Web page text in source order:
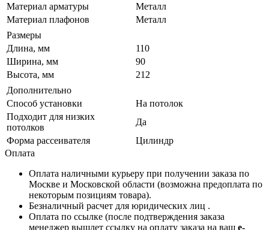
Материал арматуры
Металл
Материал плафонов
Металл
Размеры
Длина, мм
110
Ширина, мм
90
Высота, мм
212
Дополнительно
Способ установки
На потолок
Подходит для низких
потолков
Да
Форма рассеивателя
Цилиндр
Оплата
Оплата наличными курьеру при получении заказа по
Москве и Московской области (возможна предоплата по
некоторым позициям товара).
Безналичный расчет для юридических лиц .
Оплата по ссылке (после подтверждения заказа
менеджер вышлет ссылку на оплату заказа на ваш e-